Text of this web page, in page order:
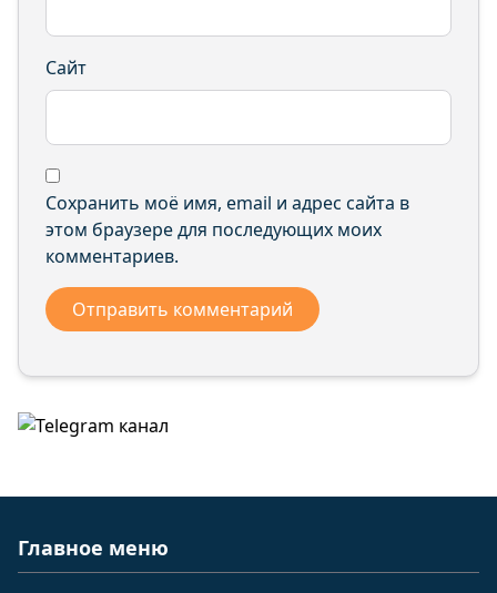
Сайт
Сохранить моё имя, email и адрес сайта в
этом браузере для последующих моих
комментариев.
Главное меню